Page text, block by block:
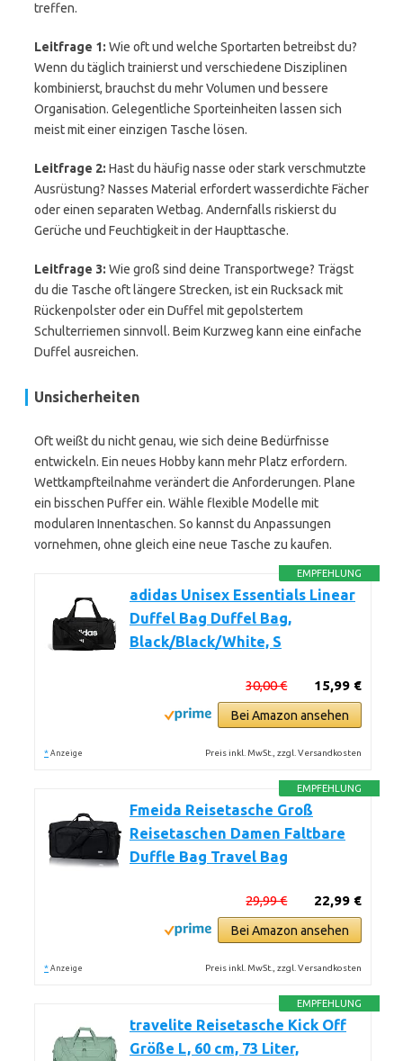
treffen.
Leitfrage 1: Wie oft und welche Sportarten betreibst du?
Wenn du täglich trainierst und verschiedene Disziplinen
kombinierst, brauchst du mehr Volumen und bessere
Organisation. Gelegentliche Sporteinheiten lassen sich
meist mit einer einzigen Tasche lösen.
Leitfrage 2: Hast du häufig nasse oder stark verschmutzte
Ausrüstung? Nasses Material erfordert wasserdichte Fächer
oder einen separaten Wetbag. Andernfalls riskierst du
Gerüche und Feuchtigkeit in der Haupttasche.
Leitfrage 3: Wie groß sind deine Transportwege? Trägst
du die Tasche oft längere Strecken, ist ein Rucksack mit
Rückenpolster oder ein Duffel mit gepolstertem
Schulterriemen sinnvoll. Beim Kurzweg kann eine einfache
Duffel ausreichen.
Unsicherheiten
Oft weißt du nicht genau, wie sich deine Bedürfnisse
entwickeln. Ein neues Hobby kann mehr Platz erfordern.
Wettkampfteilnahme verändert die Anforderungen. Plane
ein bisschen Puffer ein. Wähle flexible Modelle mit
modularen Innentaschen. So kannst du Anpassungen
vornehmen, ohne gleich eine neue Tasche zu kaufen.
EMPFEHLUNG
adidas Unisex Essentials Linear
Duffel Bag Duffel Bag,
Black/Black/White, S
15,99 €
30,00 €
Bei Amazon ansehen
* Anzeige Preis inkl. MwSt., zzgl. Versandkosten
EMPFEHLUNG
Fmeida Reisetasche Groß
Reisetaschen Damen Faltbare
Duffle Bag Travel Bag
22,99 €
29,99 €
Bei Amazon ansehen
* Anzeige Preis inkl. MwSt., zzgl. Versandkosten
EMPFEHLUNG
travelite Reisetasche Kick Off
Größe L, 60 cm, 73 Liter,